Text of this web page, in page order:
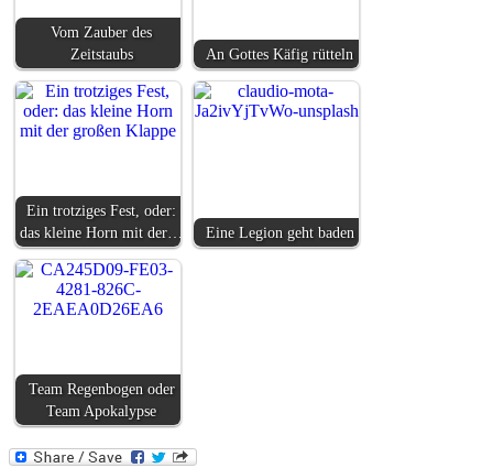
Vom Zauber des
Zeitstaubs
An Gottes Käfig rütteln
Ein trotziges Fest, oder:
das kleine Horn mit der…
Eine Legion geht baden
Team Regenbogen oder
Team Apokalypse